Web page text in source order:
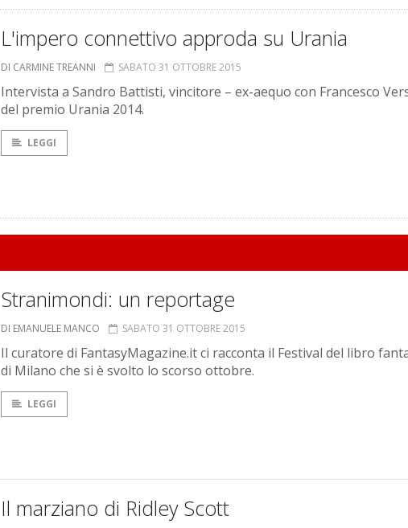
L'impero connettivo approda su Urania
DI CARMINE TREANNI SABATO 31 OTTOBRE 2015
Intervista a Sandro Battisti, vincitore – ex-aequo con Francesco
del premio Urania 2014.
LEGGI
Stranimondi: un reportage
DI EMANUELE MANCO SABATO 31 OTTOBRE 2015
Il curatore di FantasyMagazine.it ci racconta il Festival del libro
di Milano che si è svolto lo scorso ottobre.
LEGGI
Il marziano di Ridley Scott